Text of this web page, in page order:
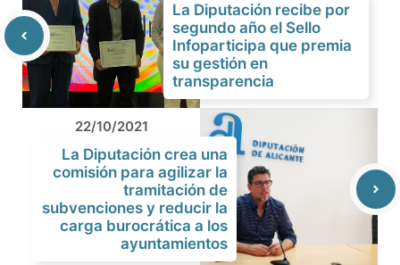
La Diputación recibe por
segundo año el Sello
Infoparticipa que premia
su gestión en
transparencia
22/10/2021
La Diputación crea una
comisión para agilizar la
tramitación de
subvenciones y reducir la
carga burocrática a los
ayuntamientos